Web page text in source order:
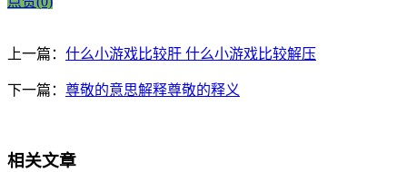
上一篇： 什么小游戏比较肝 什么小游戏比较解压
下一篇： 尊敬的意思解释尊敬的释义
相关文章